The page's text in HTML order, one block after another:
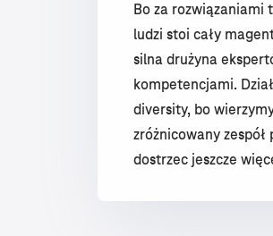
Bo za rozwiązaniami
ludzi stoi cały
silna drużyna
kompetencjami.
diversity, bo
zróżnicowany zespół
dostrzec jeszcze